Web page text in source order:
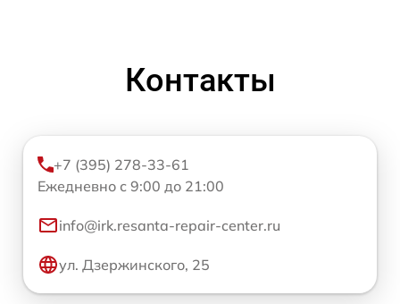
Контакты
+7 (395) 278-33-61
Ежедневно с 9:00 до 21:00
info@irk.resanta-repair-center.ru
ул. Дзержинского, 25